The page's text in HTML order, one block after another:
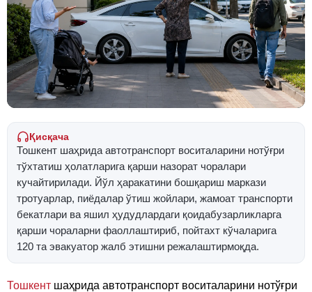
Қисқача
Тошкент шаҳрида автотранспорт воситаларини нотўғри
тўхтатиш ҳолатларига қарши назорат чоралари
кучайтирилади. Йўл ҳаракатини бошқариш маркази
тротуарлар, пиёдалар ўтиш жойлари, жамоат транспорти
бекатлари ва яшил ҳудудлардаги қоидабузарликларга
қарши чораларни фаоллаштириб, пойтахт кўчаларига
120 та эвакуатор жалб этишни режалаштирмоқда.
Тошкент шаҳрида автотранспорт воситаларини нотўғри